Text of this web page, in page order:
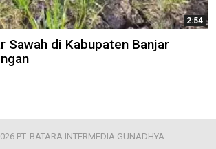
2:54
Sawah di Kabupaten Banjar
PT. BATARA INTERMEDIA GUNADHYA